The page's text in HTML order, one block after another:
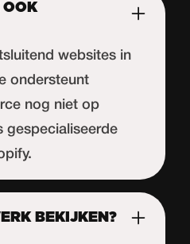
OOK
websites in
ondersteunt
nog niet op
gespecialiseerde
BEKIJKEN?